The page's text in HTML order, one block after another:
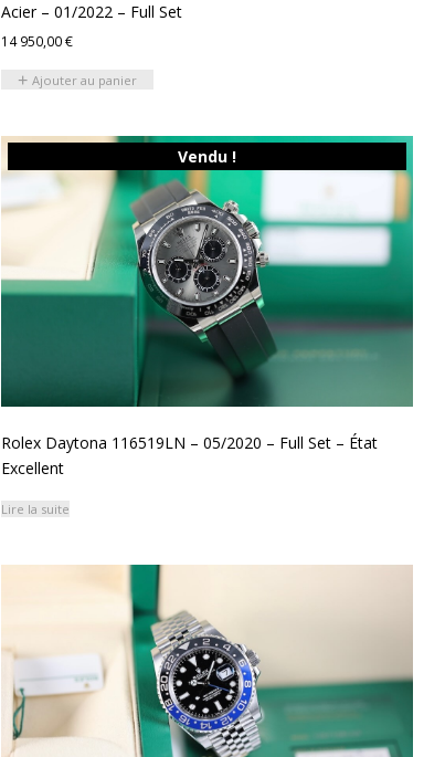
Acier – 01/2022 – Full Set
14 950,00€
Ajouter au panier
Vendu !
Rolex Daytona 116519LN – 05/2020 – Full Set – État
Excellent
Lire la suite